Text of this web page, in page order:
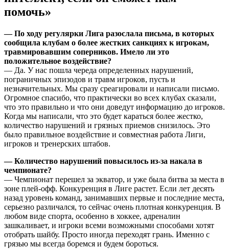
помочь»
— По ходу регулярки Лига разослала письма, в которых
сообщила клубам о более жестких санкциях к игрокам,
травмировавшим соперников. Имело ли это
положительное воздействие?
— Да. У нас пошла череда определенных нарушений,
пограничных эпизодов и травм игроков, пусть и
незначительных. Мы сразу среагировали и написали письмо.
Огромное спасибо, что практически во всех клубах сказали,
что это правильно и что они доведут информацию до игроков.
Когда мы написали, что это будет караться более жестко,
количество нарушений и грязных приемов снизилось. Это
было правильное воздействие и совместная работа Лиги,
игроков и тренерских штабов.
— Количество нарушений повысилось из-за накала в
чемпионате?
— Чемпионат перешел за экватор, и уже была битва за места в
зоне плей-офф. Конкуренция в Лиге растет. Если лет десять
назад уровень команд, занимавших первые и последние места,
серьезно различался, то сейчас очень плотная конкуренция. В
любом виде спорта, особенно в хоккее, адреналин
зашкаливает, и игроки всеми возможными способами хотят
отобрать шайбу. Просто иногда переходят грань. Именно с
грязью мы всегда боремся и будем бороться.